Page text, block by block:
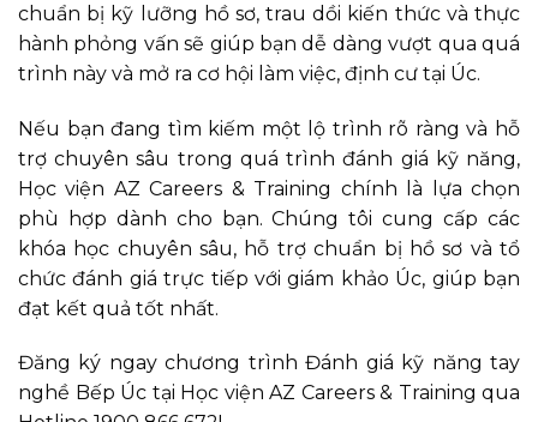
chuẩn bị kỹ lưỡng hồ sơ, trau dồi kiến thức và thực
hành phỏng vấn sẽ giúp bạn dễ dàng vượt qua quá
trình này và mở ra cơ hội làm việc, định cư tại Úc.
Nếu bạn đang tìm kiếm một lộ trình rõ ràng và hỗ
trợ chuyên sâu trong quá trình đánh giá kỹ năng,
Học viện AZ Careers & Training chính là lựa chọn
phù hợp dành cho bạn. Chúng tôi cung cấp các
khóa học chuyên sâu, hỗ trợ chuẩn bị hồ sơ và tổ
chức đánh giá trực tiếp với giám khảo Úc, giúp bạn
đạt kết quả tốt nhất.
Đăng ký ngay chương trình Đánh giá kỹ năng tay
nghề Bếp Úc tại Học viện AZ Careers & Training qua